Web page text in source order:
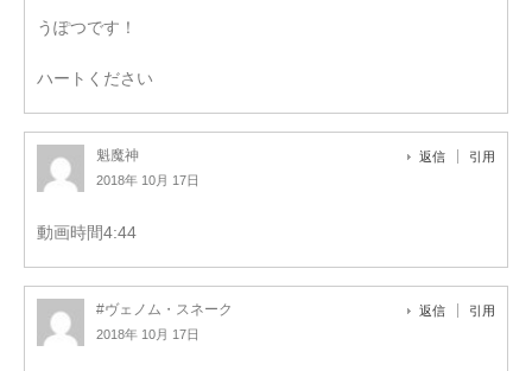
うぽつです！
ハートください
魁魔神
2018年 10月 17日
返信 引用
動画時間4:44
#ヴェノム・スネーク
2018年 10月 17日
返信 引用